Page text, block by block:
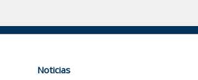
Noticias